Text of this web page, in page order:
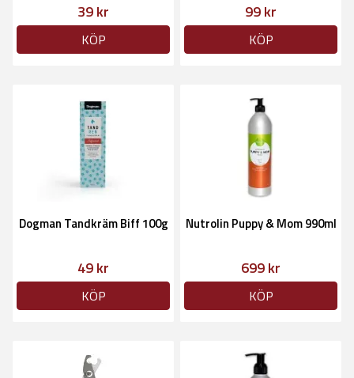
39 kr
KÖP
99 kr
KÖP
Dogman Tandkräm Biff 100g
49 kr
KÖP
Nutrolin Puppy & Mom 990ml
699 kr
KÖP